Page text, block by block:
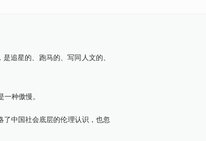
追星的、跑马的、写同人文的、
种傲慢。
中国社会底层的伦理认识，也忽